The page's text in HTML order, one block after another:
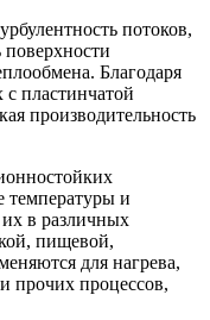
потоков,
поверхности
Благодаря
пластинчатой
производительность
и
их в различных
пищевой,
для нагрева,
прочих процессов,